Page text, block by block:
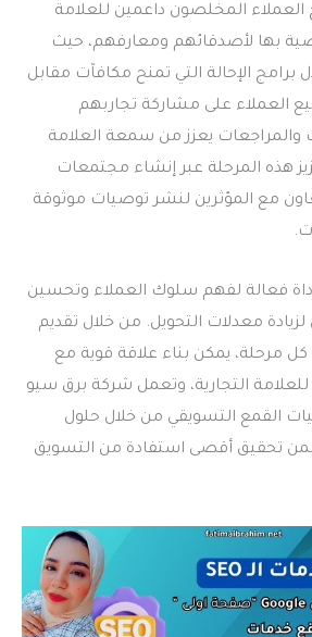
المخلصون داعمين للعلامة
بها لأصدقائهم ومعارفهم، حيث
الإحالة التي تمنح مكافآت مقابل
العملاء على مشاركة تجاربهم
والمراجعات يعزز من سمعة العلامة
هذه المرحلة عبر إنشاء مجتمعات
مع المؤثرين لنشر توصيات موثوقة
فعالة لفهم سلوك العملاء وتحسين
معدلات التحويل. من خلال تقديم
مرحلة، يمكن بناء علاقة قوية مع
للعلامة التجارية، وتعمل شركة برق سيو
القمع التسويقي من خلال حلول
تحقيق أقصى استفادة من التسويق